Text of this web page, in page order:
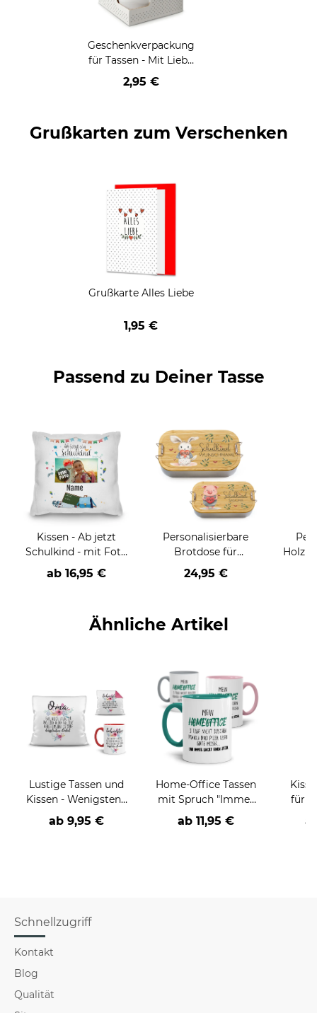
Geschenkverpackung
für Tassen - Mit Liebe
geschenkt
2,95 €
Grußkarten zum Verschenken
Grußkarte Alles Liebe
1,95 €
Passend zu Deiner Tasse
Kissen - Ab jetzt
Schulkind - mit Foto
und Name
ab 16,95 €
Personalisierbare
Brotdose für
Schulkind -
verschiedene
24,95 €
Ähnliche Artikel
Lustige Tassen und
Kissen - Wenigstens
hast du keine
hässlichen
ab 9,95 €
Home-Office Tassen
mit Spruch "Immer
leicht einen sitzen"
ab 11,95 €
für
Schnellzugriff
Kontakt
Blog
Qualität